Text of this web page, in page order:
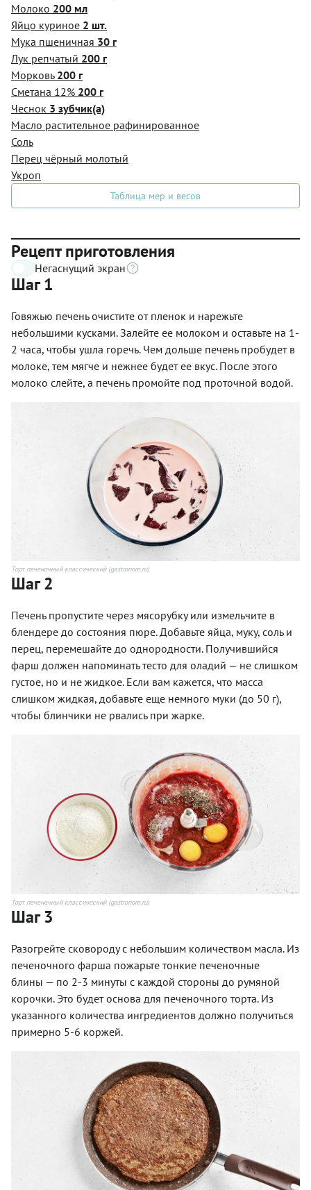
Молоко 200 мл
Яйцо куриное 2 шт.
Мука пшеничная 30 г
Лук репчатый 200 г
Морковь 200 г
Сметана 12% 200 г
Чеснок 3 зубчик(а)
Масло растительное рафинированное
Соль
Перец чёрный молотый
Укроп
Таблица мер и весов
Рецепт приготовления
Негаснущий экран
Шаг 1
Говяжью печень очистите от пленок и нарежьте
небольшими кусками. Залейте ее молоком и оставьте на 1-
2 часа, чтобы ушла горечь. Чем дольше печень пробудет в
молоке, тем мягче и нежнее будет ее вкус. После этого
молоко слейте, а печень промойте под проточной водой.
Торт печеночный классический (gastronom.ru)
Шаг 2
Печень пропустите через мясорубку или измельчите в
блендере до состояния пюре. Добавьте яйца, муку, соль и
перец, перемешайте до однородности. Получившийся
фарш должен напоминать тесто для оладий — не слишком
густое, но и не жидкое. Если вам кажется, что масса
слишком жидкая, добавьте еще немного муки (до 50 г),
чтобы блинчики не рвались при жарке.
Торт печеночный классический (gastronom.ru)
Шаг 3
Разогрейте сковороду с небольшим количеством масла. Из
печеночного фарша пожарьте тонкие печеночные
блины — по 2-3 минуты с каждой стороны до румяной
корочки. Это будет основа для печеночного торта. Из
указанного количества ингредиентов должно получиться
примерно 5-6 коржей.